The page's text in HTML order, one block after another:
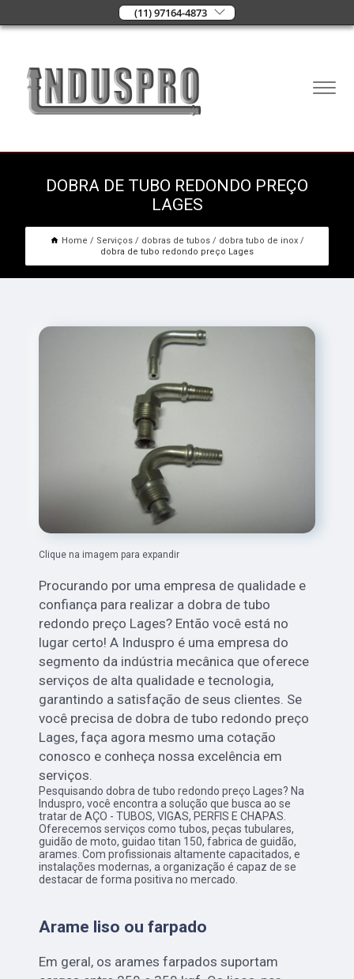
(11) 97164-4873
DOBRA DE TUBO REDONDO PREÇO
LAGES
Home Serviços dobras de tubos
dobra tubo de inox
dobra de tubo redondo preço Lages
Clique na imagem para expandir
Procurando por uma empresa de qualidade e
confiança para realizar a dobra de tubo
redondo preço Lages? Então você está no
lugar certo! A Induspro é uma empresa do
segmento da indústria mecânica que oferece
serviços de alta qualidade e tecnologia,
garantindo a satisfação de seus clientes. Se
você precisa de dobra de tubo redondo preço
Lages, faça agora mesmo uma cotação
conosco e conheça nossa excelência em
serviços.
Pesquisando dobra de tubo redondo preço Lages? Na
Induspro, você encontra a solução que busca ao se
tratar de AÇO - TUBOS, VIGAS, PERFIS E CHAPAS.
Oferecemos serviços como tubos, peças tubulares,
guidão de moto, guidao titan 150, fabrica de guidão,
arames. Com profissionais altamente capacitados, e
instalações modernas, a organização é capaz de se
destacar de forma positiva no mercado.
Arame liso ou farpado
Em geral, os arames farpados suportam